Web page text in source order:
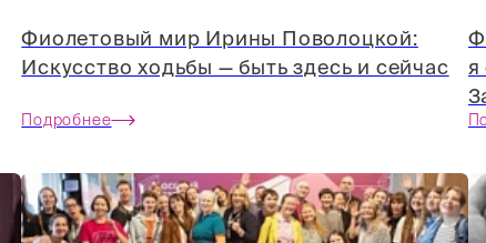
Фиолетовый мир Ирины Поволоцкой:
Искусство ходьбы — быть здесь и сейчас
Подробнее
я